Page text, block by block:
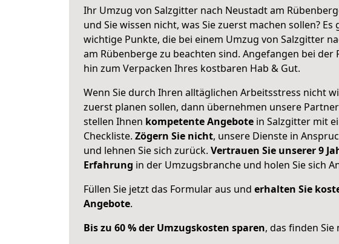
Ihr Umzug von Salzgitter nach Neustadt am
und Sie wissen nicht, was Sie zuerst machen sollen? Es
wichtige Punkte, die bei einem Umzug von Salzgitter
am Rübenberge zu beachten sind. Angefangen bei der
hin zum Verpacken Ihres kostbaren Hab & Gut.
Wenn Sie durch Ihren alltäglichen Arbeitsstress nicht
zuerst planen sollen, dann übernehmen unsere
stellen Ihnen kompetente Angebote in Salzgitter mit
Checkliste. Zögern Sie nicht, unsere Dienste in
und lehnen Sie sich zurück. Vertrauen Sie unserer 9
Erfahrung in der Umzugsbranche und holen Sie sich
Füllen Sie jetzt das Formular aus und erhalten Sie
Angebote.
Bis zu 60 % der Umzugskosten sparen, das finden Sie